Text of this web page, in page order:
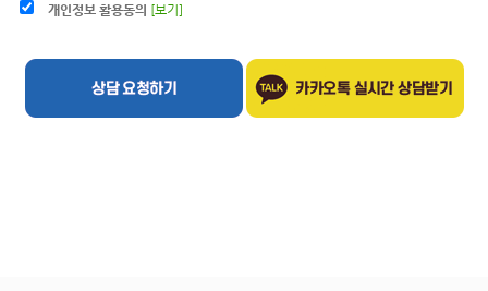
개인정보 활용동의 [보기]